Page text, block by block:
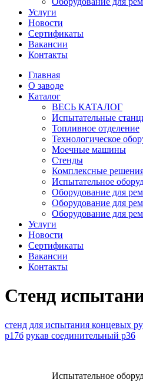
Услуги
Новости
Сертификаты
Вакансии
Контакты
Главная
О заводе
Каталог
ВЕСЬ КАТАЛОГ
Испытательные
Топливное отделение
Технологическое
Моечные машины
Стенды
Комплексные
Испытательное
Оборудование для
Оборудование для
Оборудование для
Услуги
Новости
Сертификаты
Вакансии
Контакты
Стенд
стенд для испытания концевых
р17б рукав соединительный р36
Испытательное